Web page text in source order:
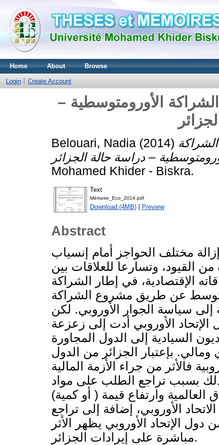
Home About Browse
Login Create Account
الأورومتوسطية –
Belouari, Nadia (2014)
Mohamed Khider - Biskra.
Text
Mémoire_Eco_2014.pdf
Download (4MB) | Preview
Abstract
مختلف الحواجز أمام إنسياب
من القيود، وتسارعا للعلاقات بين
الإقتصادية، في إطار الشراكة
عن طريق مشروع الشراكة
سياسة الجوار الأوروبي. لكن
الأوروبي أدت إلى زعزعة
السيادية إلى الدول المجاورة
بإعتبار الجزائر من الدول
فالأثر من جراء الأزمة المالية
بسبب تراجع الطلب على مواد
العالمية وارتفاع قيمة ( أو كمية)
الأوروبي، إضافة إلى تراجع
الإتحاد الأوروبي يظهر الأثر
مباشرة على إيرادات الجزائر.